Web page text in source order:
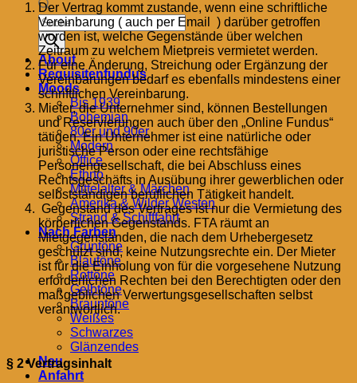
Products
search
About
Requisitenfundus
Moods
Bis 1939
Bohemian
80er und 90er
Modern
Office
Ethno
Mittelalter & Märchen
Amerika & Wilder Westen
Strand & Schifffahrt
Nach Farben
Grüntöne
Blautöne
Rottöne
Gelbtöne
Brauntöne
Weißes
Schwarzes
Glänzendes
Neu
Anfahrt
Der Vertrag kommt zustande, wenn eine schriftliche
Vereinbarung ( auch per Email ) darüber getroffen
worden ist, welche Gegenstände über welchen
Zeitraum zu welchem Mietpreis vermietet werden.
Für eine Änderung, Streichung oder Ergänzung der
Vereinbarungen bedarf es ebenfalls mindestens einer
schriftlichen Vereinbarung.
Mieter, die Unternehmer sind, können Bestellungen
und Reservierungen auch über den „Online Fundus“
tätigen. Ein Unternehmer ist eine natürliche oder
juristische Person oder eine rechtsfähige
Personengesellschaft, die bei Abschluss eines
Rechtsgeschäfts in Ausübung ihrer gewerblichen oder
selbstständigen beruflichen Tätigkeit handelt.
Gegenstand des Vertrages ist nur die Vermietung des
körperlichen Gegenstands. FTA räumt an
Mietgegenständen, die nach dem Urhebergesetz
geschützt sind, keine Nutzungsrechte ein. Der Mieter
ist für die Einholung von für die vorgesehene Nutzung
erforderlichen Rechten bei den Berechtigten oder den
maßgeblichen Verwertungsgesellschaften selbst
verantwortlich.
§ 2 Vertragsinhalt